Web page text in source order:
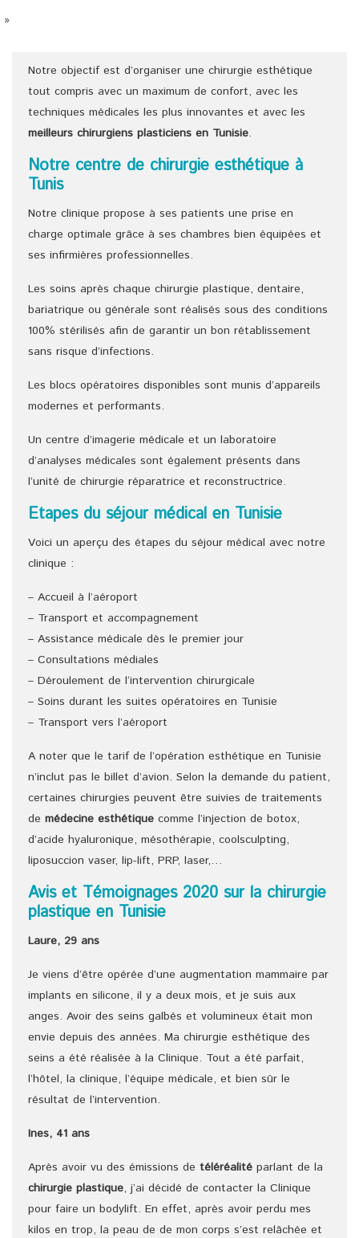
»
Notre objectif est d’organiser une chirurgie esthétique
tout compris avec un maximum de confort, avec les
techniques médicales les plus innovantes et avec les
meilleurs chirurgiens plasticiens en Tunisie.
Notre centre de chirurgie esthétique à
Tunis
Notre clinique propose à ses patients une prise en
charge optimale grâce à ses chambres bien équipées et
ses infirmières professionnelles.
Les soins après chaque chirurgie plastique, dentaire,
bariatrique ou générale sont réalisés sous des conditions
100% stérilisés afin de garantir un bon rétablissement
sans risque d’infections.
Les blocs opératoires disponibles sont munis d’appareils
modernes et performants.
Un centre d’imagerie médicale et un laboratoire
d’analyses médicales sont également présents dans
l’unité de chirurgie réparatrice et reconstructrice.
Etapes du séjour médical en Tunisie
Voici un aperçu des étapes du séjour médical avec notre
clinique :
– Accueil à l’aéroport
– Transport et accompagnement
– Assistance médicale dès le premier jour
– Consultations médiales
– Déroulement de l‘intervention chirurgicale
– Soins durant les suites opératoires en Tunisie
– Transport vers l’aéroport
A noter que le tarif de l’opération esthétique en Tunisie
n’inclut pas le billet d’avion. Selon la demande du patient,
certaines chirurgies peuvent être suivies de traitements
de médecine esthétique comme l’injection de botox,
d’acide hyaluronique, mésothérapie, coolsculpting,
liposuccion vaser, lip-lift, PRP, laser,…
Avis et Témoignages 2020 sur la chirurgie
plastique en Tunisie
Laure, 29 ans
Je viens d’être opérée d’une augmentation mammaire par
implants en silicone, il y a deux mois, et je suis aux
anges. Avoir des seins galbés et volumineux était mon
envie depuis des années. Ma chirurgie esthétique des
seins a été réalisée à la Clinique. Tout a été parfait,
l’hôtel, la clinique, l’équipe médicale, et bien sûr le
résultat de l’intervention.
Ines, 41 ans
Après avoir vu des émissions de téléréalité parlant de la
chirurgie plastique, j’ai décidé de contacter la Clinique
pour faire un bodylift. En effet, après avoir perdu mes
kilos en trop, la peau de de mon corps s’est relâchée et